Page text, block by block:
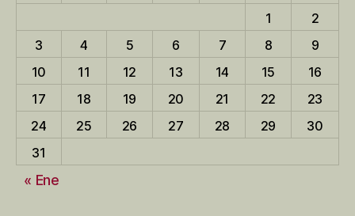
1
2
3
4 5 6 7 8
9
10
11 12 13 14 15
16
17
18 19 20 21 22
23
24
25 26 27 28 29
30
31
« Ene